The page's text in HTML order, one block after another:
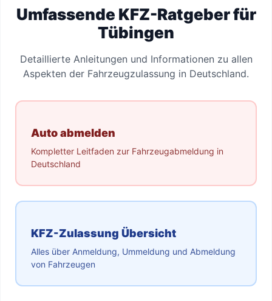
Umfassende KFZ-Ratgeber für
Tübingen
Detaillierte Anleitungen und Informationen zu allen
Aspekten der Fahrzeugzulassung in Deutschland.
Auto abmelden
Kompletter Leitfaden zur Fahrzeugabmeldung in
Deutschland
KFZ-Zulassung Übersicht
Alles über Anmeldung, Ummeldung und Abmeldung
von Fahrzeugen